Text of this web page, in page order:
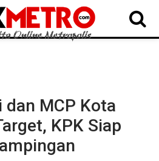
SAMOSIR TAPUT BATUBARA DELISERDANG
dan MCP Kota
KPK Siap